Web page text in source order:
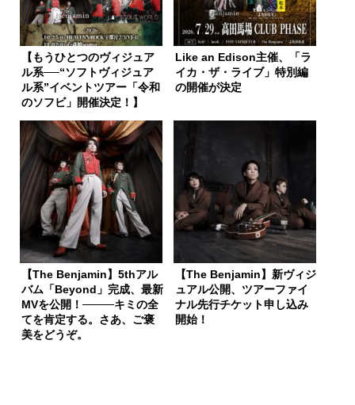
【もうひとつのヴィジュア
ル系──“ソフトヴィジュア
ル系”イベントツアー「令和
のソフビ」開催決定！】
Like an Edison主催、「ラ
イカ・ザ・ライブ」特別編
の開催が決定
【The Benjamin】5thアル
バム「Beyond」完成、最新
MVを公開！────キミの全
てを肯定する。さあ、ご褒
美をどうぞ。
【The Benjamin】新ヴィジ
ュアル公開、ツアーファイ
ナル先行チケット申し込み
開始！